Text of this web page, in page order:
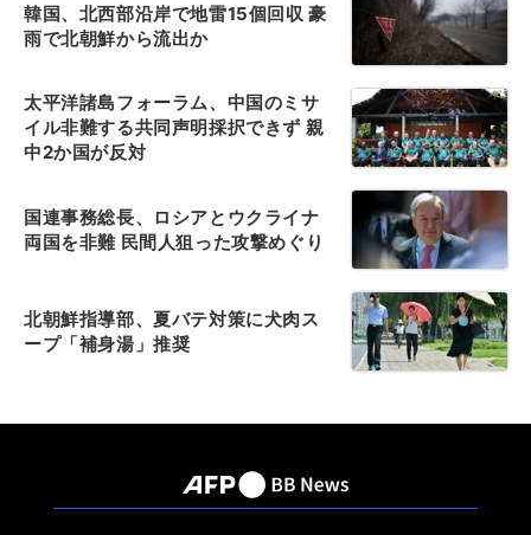
韓国、北西部沿岸で地雷15個回収 豪
雨で北朝鮮から流出か
太平洋諸島フォーラム、中国のミサ
イル非難する共同声明採択できず 親
中2か国が反対
国連事務総長、ロシアとウクライナ
両国を非難 民間人狙った攻撃めぐり
北朝鮮指導部、夏バテ対策に犬肉ス
ープ「補身湯」推奨